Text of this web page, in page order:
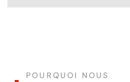
POURQUOI NOUS